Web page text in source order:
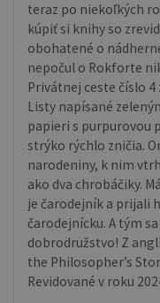
teraz po niekoľkých
kúpiť si knihy so
obohatené o
nepočul o Rokforte
Privátnej ceste číslo
Listy napísané
papieri s purpurovou
strýko rýchlo zničia.
narodeniny, k nim
ako dva chrobáčiky.
je čarodejník a prijali
čarodejnícku. A tým
dobrodružstvo! Z
the Philosopher’s
Revidované v roku